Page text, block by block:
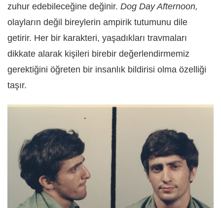
zuhur edebileceğine değinir. Dog Day Afternoon,
olayların değil bireylerin ampirik tutumunu dile
getirir. Her bir karakteri, yaşadıkları travmaları
dikkate alarak kişileri birebir değerlendirmemiz
gerektiğini öğreten bir insanlık bildirisi olma özelliği
taşır.